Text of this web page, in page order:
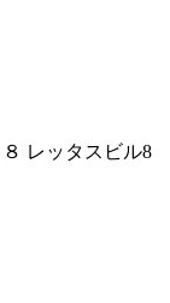
レッタスビル8